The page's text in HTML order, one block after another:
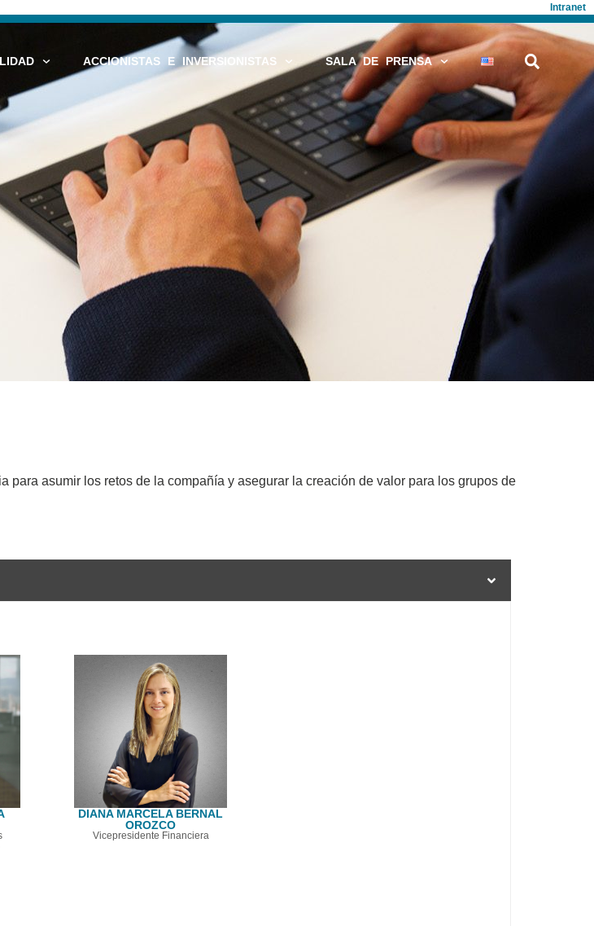
Intranet
ACCIONISTAS E INVERSIONISTAS SALA DE PRENSA
asumir los retos de la compañía y asegurar la creación de valor para los grupos de
DIANA MARCELA BERNAL
OROZCO
Vicepresidente Financiera